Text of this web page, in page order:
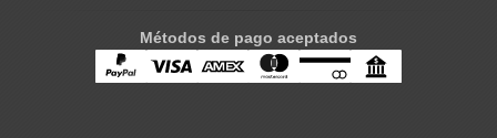
Métodos de pago aceptados